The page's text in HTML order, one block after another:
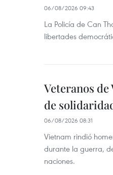
06/08/2026 09:43
La Policía de Can
libertades
Veteranos
de
06/08/2026 08:31
Vietnam rindió
durante la guerra,
naciones.